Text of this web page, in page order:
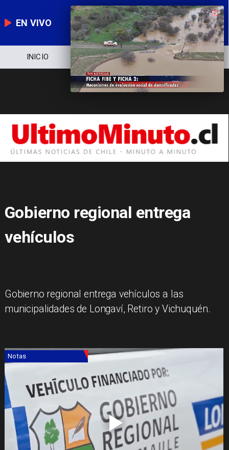
EN VIVO
INICIO NOTICIERO POLÍTICA
Gobierno regional entrega
vehículos
Gobierno regional entrega vehículos a las
municipalidades de Longaví, Retiro y Vichuquén.
Notas